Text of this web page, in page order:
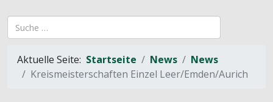
Suchbegriff
Aktuelle Seite: Startseite News
News
Kreismeisterschaften Einzel Leer/Emden/Aurich